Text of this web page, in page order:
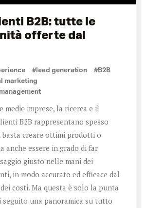
B2B: tutte le
offerte dal
#lead generation #B2B
marketing
medie imprese, la ricerca e il
B2B rappresentano spesso
basta creare ottimi prodotti o
anche essere in grado di far
giusto nelle mani dei
in modo accurato ed efficace dal
costi. Ma questa è solo la punta
seguito una panoramica su tutto